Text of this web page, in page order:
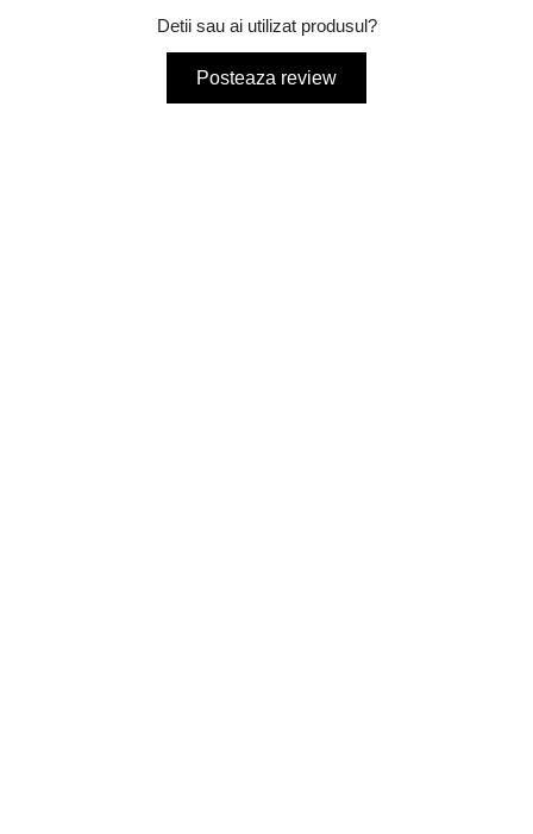
Detii sau ai utilizat produsul?
Posteaza review